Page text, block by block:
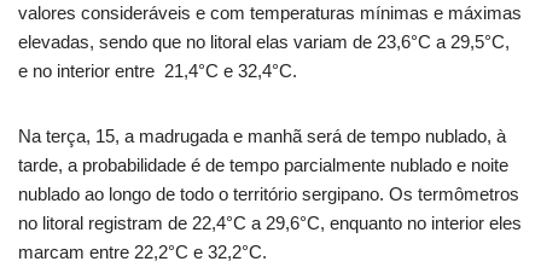
valores consideráveis e com temperaturas mínimas e máximas
elevadas, sendo que no litoral elas variam de 23,6°C a 29,5°C,
e no interior entre 21,4°C e 32,4°C.
Na terça, 15, a madrugada e manhã será de tempo nublado, à
tarde, a probabilidade é de tempo parcialmente nublado e noite
nublado ao longo de todo o território sergipano. Os termômetros
no litoral registram de 22,4°C a 29,6°C, enquanto no interior eles
marcam entre 22,2°C e 32,2°C.